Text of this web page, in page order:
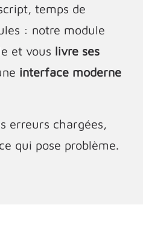
temps de
: notre module
et vous livre ses
interface moderne
erreurs chargées,
qui pose problème.